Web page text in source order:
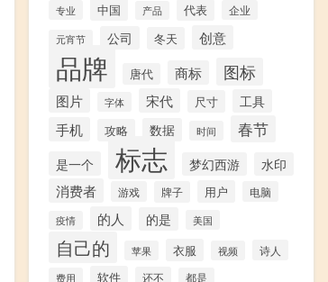
专业 中国 产品 代表 企业
元宵节 公司 冬天 创意
品牌 唐代 商标 图标
图片 字体 宋代 尺寸 工具
手机 攻略 数据 时间 春节
是一个 标志 梦幻西游 水印
消费者 游戏 牌子 用户 电脑
疫情 的人 的是 美国
自己的 苹果 衣服 视频 诗人
费用 软件 还不 都是